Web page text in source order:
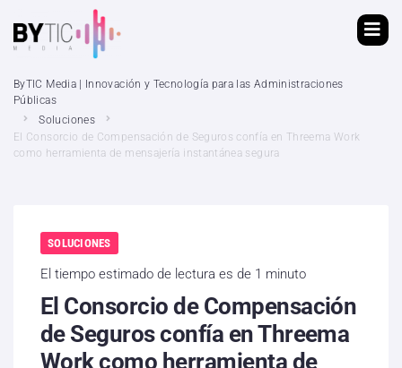
ByTIC Media | Innovación y Tecnología para las Administraciones
Públicas
Soluciones
El Consorcio de Compensación de Seguros confía en Threema Work
como herramienta de mensajería instantánea segura
SOLUCIONES
El tiempo estimado de lectura es de 1 minuto
El Consorcio de Compensación
de Seguros confía en Threema
Work como herramienta de